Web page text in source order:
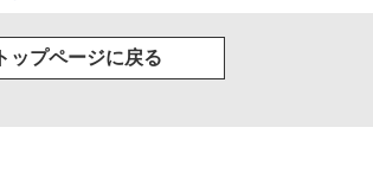
トップページに戻る